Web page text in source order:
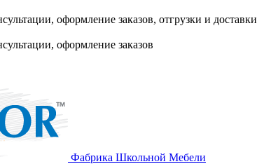
оформление заказов, отгрузки и доставки
оформление заказов
Фабрика Школьной Мебели